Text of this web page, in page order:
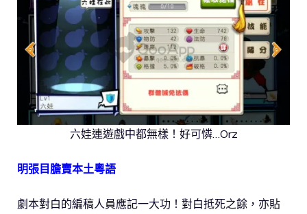
六娃連遊戲中都無樣！好可憐…Orz
明張目膽賣本土粵語
劇本對白的編稿人員應記一大功！對白抵死之餘，亦貼